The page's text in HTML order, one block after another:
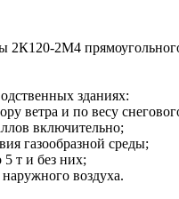
2М4
зданиях:
ветра и по весу
включительно;
газообразной среды;
т и без них;
воздуха.